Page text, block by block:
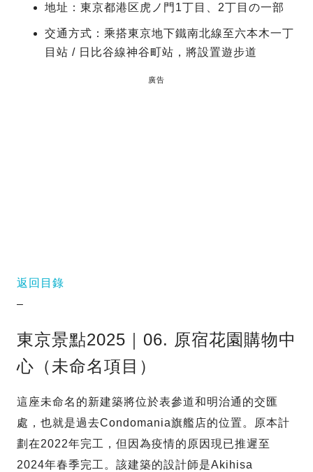
地址：東京都港区虎ノ門1丁目、2丁目の一部
交通方式：乘搭東京地下鐵南北線至六本木一丁
目站 / 日比谷線神谷町站，將設置遊步道
廣告
返回目錄
–
東京景點2025｜06. 原宿花園購物中
心（未命名項目）
這座未命名的新建築將位於表參道和明治通的交匯
處，也就是過去Condomania旗艦店的位置。原本計
劃在2022年完工，但因為疫情的原因現已推遲至
2024年春季完工。該建築的設計師是Akihisa